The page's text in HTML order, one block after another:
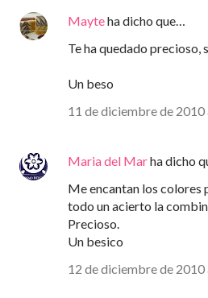
Mayteha dicho que…
Te ha quedado precioso,
Un beso
11 de diciembre de 2010
Maria del Marha dicho
Me encantan los colores
todo un acierto la
Precioso.
Un besico
12 de diciembre de 2010